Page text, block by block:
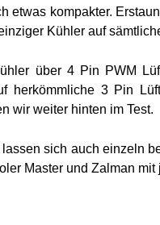
etwas kompakter.
Kühler auf
über 4 Pin PWM
herkömmliche 3 Pin
wir weiter hinten im Test.
sich auch einzeln
Master und Zalman mit